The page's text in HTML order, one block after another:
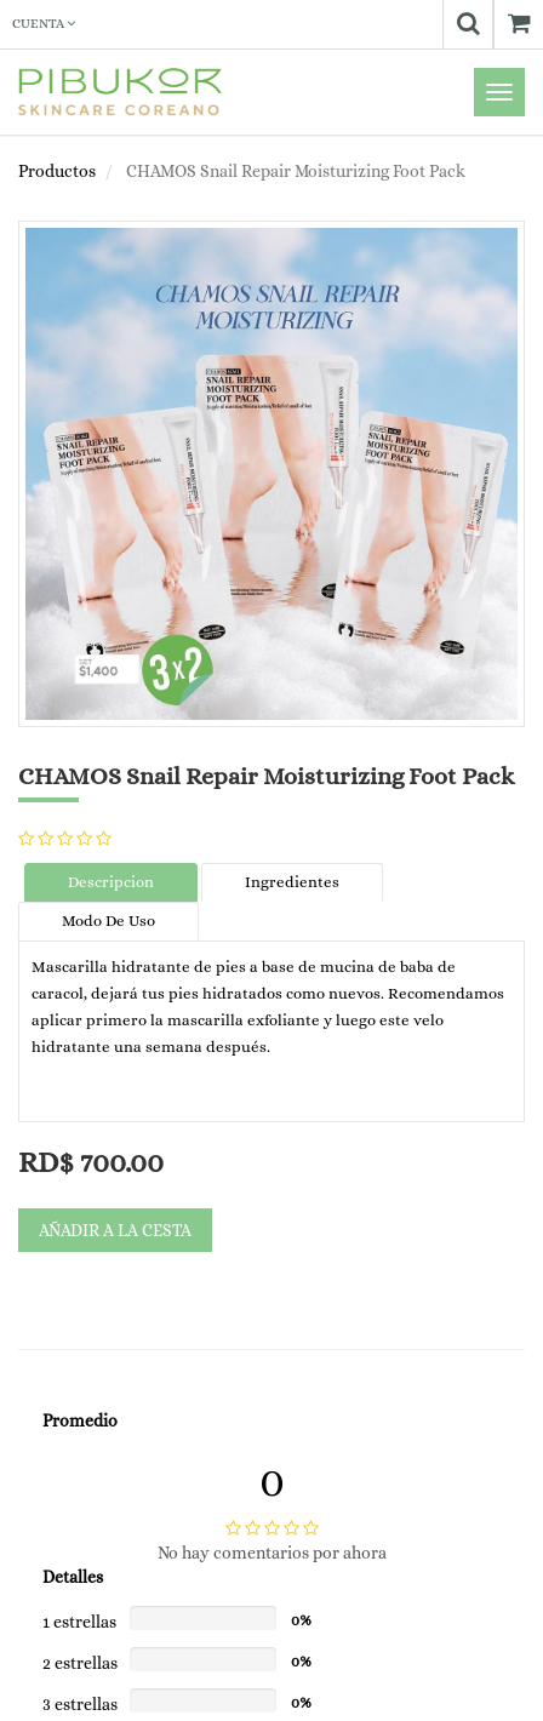
CUENTA
Menú
de
Productos
CHAMOS Snail Repair Moisturizing Foot Pack
CHAMOS Snail Repair Moisturizing Foot Pack
Descripcion Ingredientes
Modo De Uso
Mascarilla hidratante de pies a base de mucina de baba de
caracol, dejará tus pies hidratados como nuevos. Recomendamos
aplicar primero la mascarilla exfoliante y luego este velo
hidratante una semana después.
RD$ 700.00
AÑADIR A LA CESTA
Promedio
0
No hay comentarios por ahora
Detalles
1 estrellas 0%
2 estrellas 0%
3 estrellas 0%